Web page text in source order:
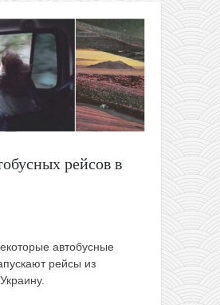
рейсов в
автобусные
рейсы из